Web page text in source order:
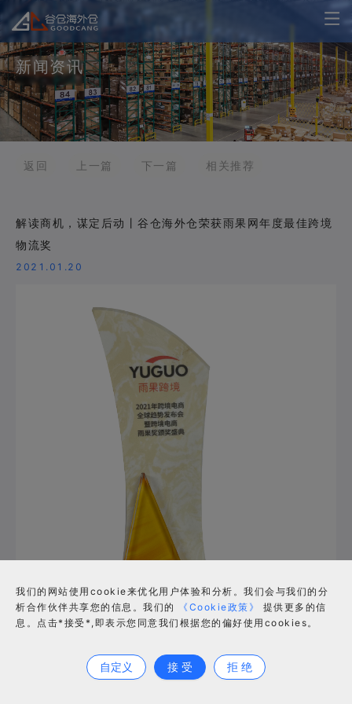
新闻资讯
返回 上一篇 下一篇 相关推荐
解读商机，谋定后动丨谷仓海外仓荣获雨果网年度最佳跨境
物流奖
2021.01.20
我们的网站使用cookie来优化用户体验和分析。我们会与我们的分
析合作伙伴共享您的信息。我们的
《Cookie政策》
提供更多的信
息。点击*接受*,即表示您同意我们根据您的偏好使用cookies。
自定义 接 受 拒 绝